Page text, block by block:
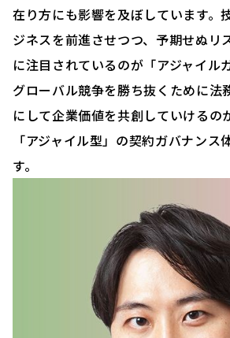
在り方にも影響を及ぼしています。
ジネスを前進させつつ、予期せぬリ
に注目されているのが「アジャイル
グローバル競争を勝ち抜くために法
にして企業価値を共創していけるの
「アジャイル型」の契約ガバナンス
す。